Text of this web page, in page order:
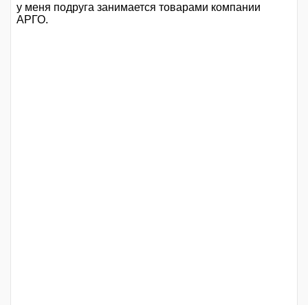
у меня подруга занимается товарами компании
АРГО.